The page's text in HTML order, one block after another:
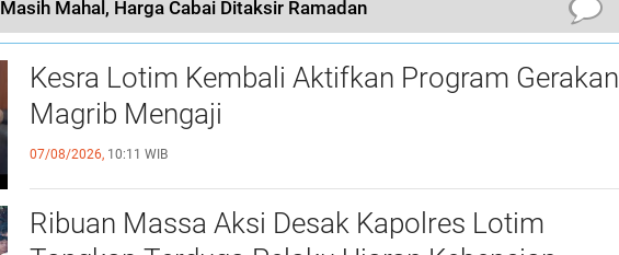
Masih Mahal, Harga Cabai Ditaksir Ramadan
Kesra Lotim Kembali Aktifkan Program Gerakan
Magrib Mengaji
07/08/2026, 10:11 WIB
Ribuan Massa Aksi Desak Kapolres Lotim